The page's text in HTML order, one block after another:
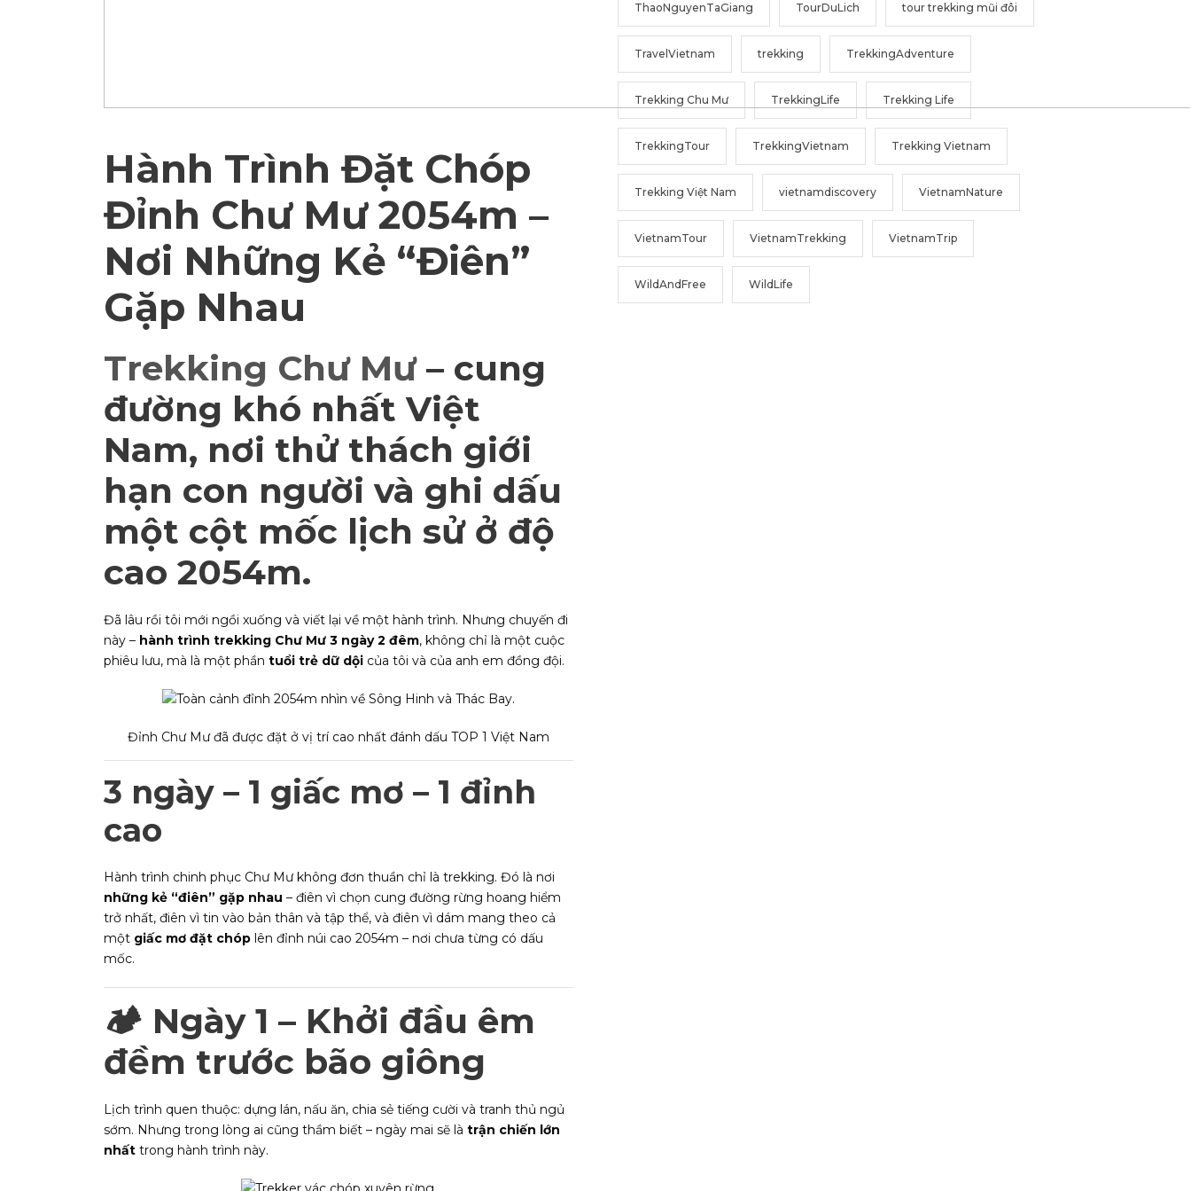
Hành Trình Đặt Chóp
Đỉnh Chư Mư 2054m –
Nơi Những Kẻ “Điên”
Gặp Nhau
Trekking Chư Mư– cung
đường khó nhất Việt
Nam, nơi thử thách giới
hạn con người và ghi dấu
một cột mốc lịch sử ở độ
cao 2054m.
Đã lâu rồi tôi mới ngồi xuống và viết lại về một hành trình. Nhưng chuyến đi
này – hành trình trekking Chư Mư 3 ngày 2 đêm, không chỉ là một cuộc
phiêu lưu, mà là một phần tuổi trẻ dữ dội của tôi và của anh em đồng đội.
Đỉnh Chư Mư đã được đặt ở vị trí cao nhất đánh dấu TOP 1 Việt Nam
3 ngày – 1 giấc mơ – 1 đỉnh
cao
Hành trình chinh phục Chư Mư không đơn thuần chỉ là trekking. Đó là nơi
những kẻ “điên” gặp nhau – điên vì chọn cung đường rừng hoang hiểm
trở nhất, điên vì tin vào bản thân và tập thể, và điên vì dám mang theo cả
một giấc mơ đặt chóp lên đỉnh núi cao 2054m – nơi chưa từng có dấu
mốc.
🏕 Ngày 1 – Khởi đầu êm
đềm trước bão giông
Lịch trình quen thuộc: dựng lán, nấu ăn, chia sẻ tiếng cười và tranh thủ ngủ
sớm. Nhưng trong lòng ai cũng thầm biết – ngày mai sẽ là trận chiến lớn
nhất trong hành trình này.
ThaoNguyenTaGiang TourDuLich tour trekking mũi đôi
TravelVietnam trekking TrekkingAdventure
Trekking Chu Mư TrekkingLife Trekking Life
TrekkingTour TrekkingVietnam Trekking Vietnam
Trekking Việt Nam vietnamdiscovery VietnamNature
VietnamTour VietnamTrekking VietnamTrip
WildAndFree WildLife